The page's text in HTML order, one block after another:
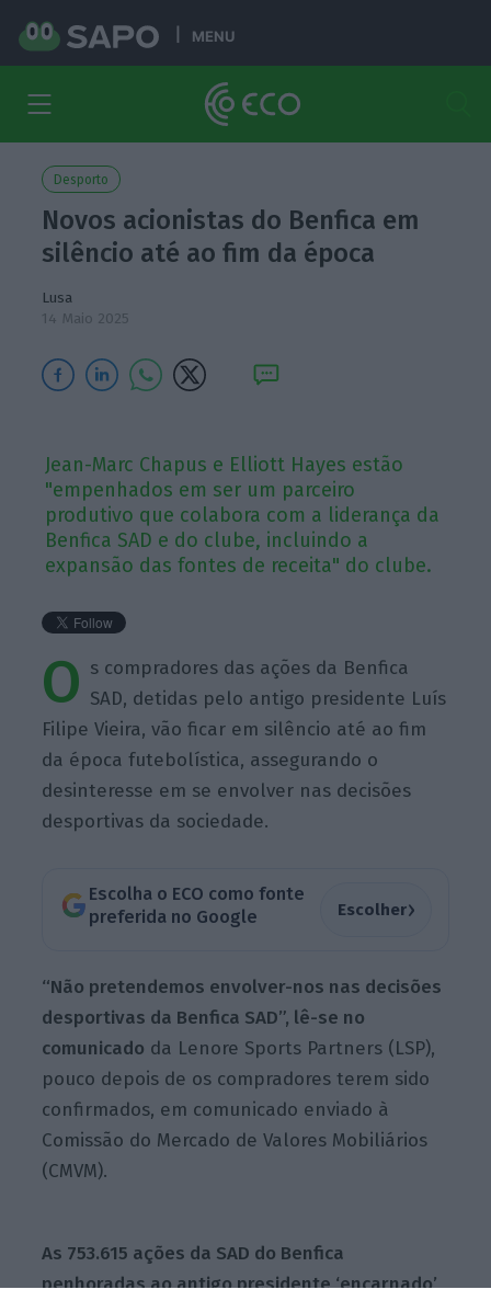
MENU
Desporto
Novos acionistas do Benfica em
silêncio até ao fim da época
Lusa
14 Maio 2025
Jean-Marc Chapus e Elliott Hayes estão
"empenhados em ser um parceiro
produtivo que colabora com a liderança da
Benfica SAD e do clube, incluindo a
expansão das fontes de receita" do clube.
O s compradores das ações da Benfica
SAD, detidas pelo antigo presidente Luís
Filipe Vieira, vão ficar em silêncio até ao fim
da época futebolística, assegurando o
desinteresse em se envolver nas decisões
desportivas da sociedade.
Escolha o ECO como fonte
preferida no Google
Escolher›
“Não pretendemos envolver-nos nas decisões
desportivas da Benfica SAD”, lê-se no
comunicado da Lenore Sports Partners (LSP),
pouco depois de os compradores terem sido
confirmados, em comunicado enviado à
Comissão do Mercado de Valores Mobiliários
(CMVM).
As 753.615 ações da SAD do Benfica
penhoradas ao antigo presidente ‘encarnado’